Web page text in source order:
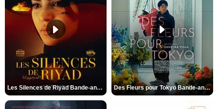
Les Silences de Riyad Bande-annonce VO STFR Des Fleurs pour Tokyo Bande-annonce VO STFR